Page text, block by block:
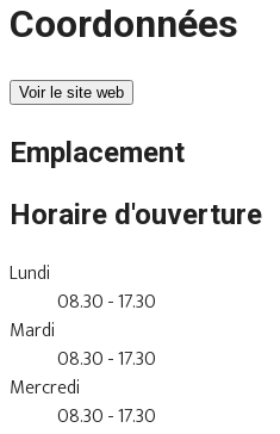
Coordonnées
Voir le site web
Emplacement
Horaire d'ouverture
Lundi
08.30 - 17.30
Mardi
08.30 - 17.30
Mercredi
08.30 - 17.30